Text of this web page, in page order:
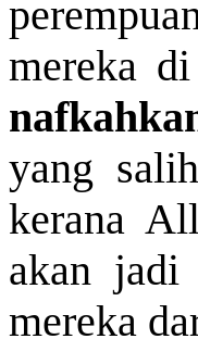
mereka
yang
kerana
akan jadi
mereka